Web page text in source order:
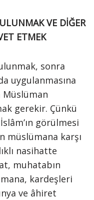
VE DİĞER
ETMEK
sonra
uygulanmasına
gerekir. Çünkü
görülmesi
müslümana karşı
nasihatte
muhatabın
kardeşleri
ve âhiret